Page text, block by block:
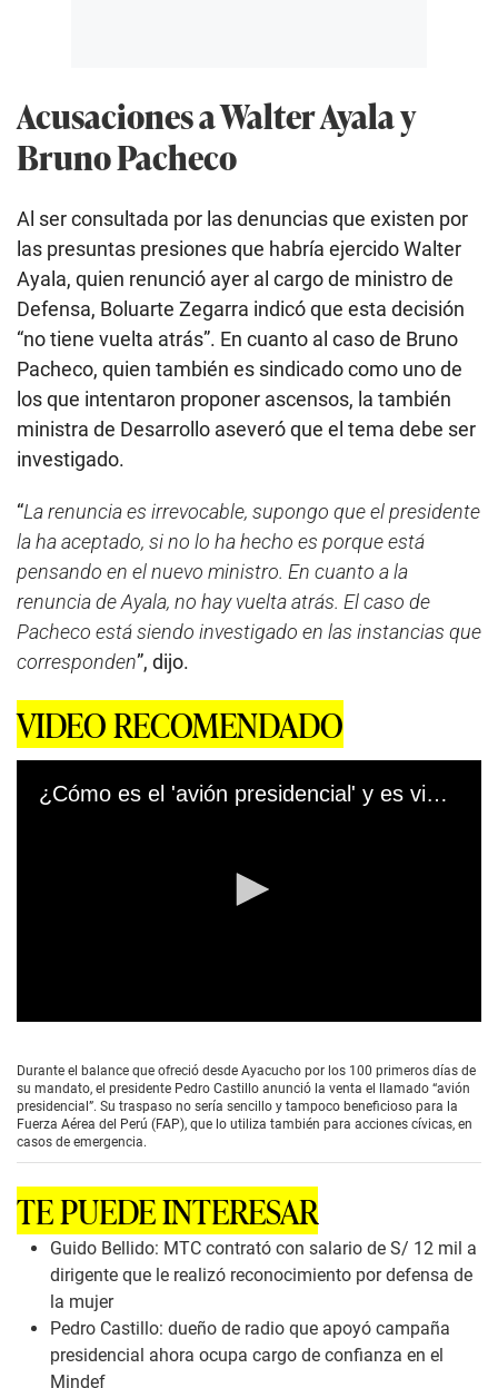
Acusaciones a Walter Ayala y
Bruno Pacheco
Al ser consultada por las denuncias que existen por
las presuntas presiones que habría ejercido Walter
Ayala, quien renunció ayer al cargo de ministro de
Defensa, Boluarte Zegarra indicó que esta decisión
“no tiene vuelta atrás”. En cuanto al caso de Bruno
Pacheco, quien también es sindicado como uno de
los que intentaron proponer ascensos, la también
ministra de Desarrollo aseveró que el tema debe ser
investigado.
“La renuncia es irrevocable, supongo que el presidente
la ha aceptado, si no lo ha hecho es porque está
pensando en el nuevo ministro. En cuanto a la
renuncia de Ayala, no hay vuelta atrás. El caso de
Pacheco está siendo investigado en las instancias que
corresponden”, dijo.
VIDEO RECOMENDADO
¿Cómo es el 'avión presidencial' y es viable su venta? - LPD
e
c
o
n
d
f
2
m
Durante el balance que ofreció desde Ayacucho por los 100 primeros días de
su mandato, el presidente Pedro Castillo anunció la venta el llamado “avión
presidencial”. Su traspaso no sería sencillo y tampoco beneficioso para la
Fuerza Aérea del Perú (FAP), que lo utiliza también para acciones cívicas, en
casos de emergencia.
TE PUEDE INTERESAR
Guido Bellido: MTC contrató con salario de S/ 12 mil a
dirigente que le realizó reconocimiento por defensa de
la mujer
Pedro Castillo: dueño de radio que apoyó campaña
presidencial ahora ocupa cargo de confianza en el
Mindef